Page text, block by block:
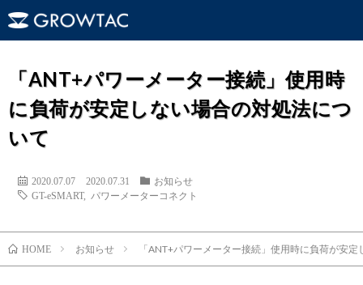
「ANT+パワーメーター接続」使用時
に負荷が安定しない場合の対処法につ
いて
2020.07.07 2020.07.31
お知らせ
GT-eSMART, パワーメーターコネクト
HOME お知らせ 「ANT+パワーメーター接続」使用時に負荷が安